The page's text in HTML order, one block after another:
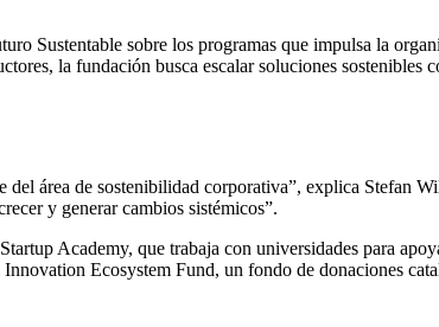
Sustentable sobre los programas que impulsa la
la fundación busca escalar soluciones
área de sostenibilidad corporativa”, explica Stefan
y generar cambios sistémicos”.
Academy, que trabaja con universidades para
Ecosystem Fund, un fondo de donaciones